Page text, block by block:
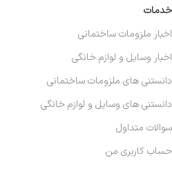
خدمات
اخبار ملزومات ساختمانی
اخبار وسایل و لوازم خانگی
دانستنی های ملزومات ساختمانی
دانستنی های وسایل و لوازم خانگی
سوالات متداول
حساب کاربری من